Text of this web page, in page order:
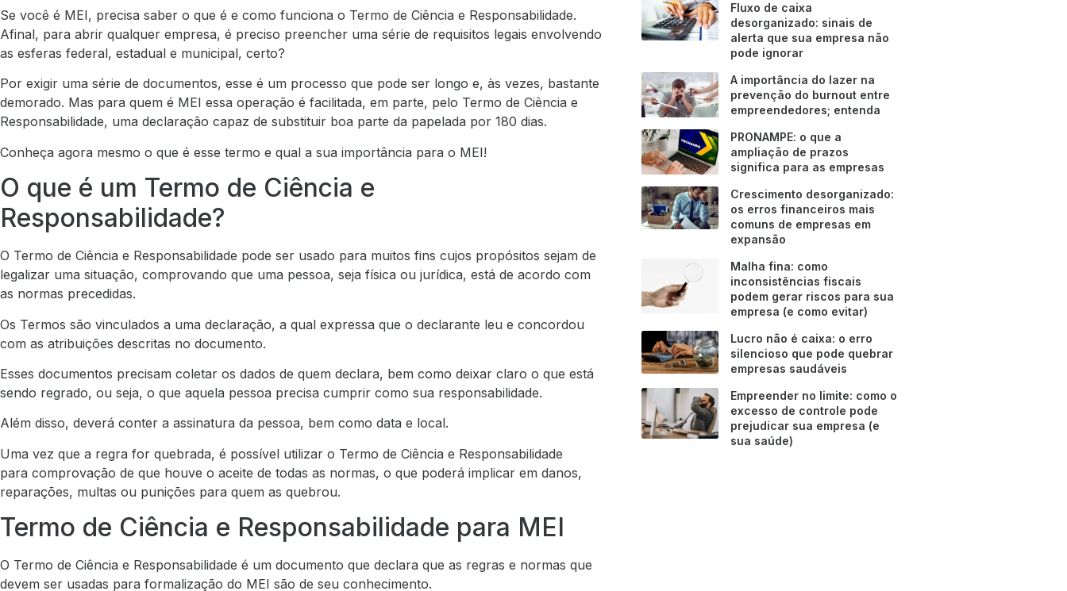
Se você é MEI, precisa saber o que é e como funciona o Termo de Ciência e Responsabilidade.
Afinal, para abrir qualquer empresa, é preciso preencher uma série de requisitos legais envolvendo
as esferas federal, estadual e municipal, certo?
Por exigir uma série de documentos, esse é um processo que pode ser longo e, às vezes, bastante
demorado. Mas para quem é MEI essa operação é facilitada, em parte, pelo Termo de Ciência e
Responsabilidade, uma declaração capaz de substituir boa parte da papelada por 180 dias.
Conheça agora mesmo o que é esse termo e qual a sua importância para o MEI!
O que é um Termo de Ciência e
Responsabilidade?
O Termo de Ciência e Responsabilidade pode ser usado para muitos fins cujos propósitos sejam de
legalizar uma situação, comprovando que uma pessoa, seja física ou jurídica, está de acordo com
as normas precedidas.
Os Termos são vinculados a uma declaração, a qual expressa que o declarante leu e concordou
com as atribuições descritas no documento.
Esses documentos precisam coletar os dados de quem declara, bem como deixar claro o que está
sendo regrado, ou seja, o que aquela pessoa precisa cumprir como sua responsabilidade.
Além disso, deverá conter a assinatura da pessoa, bem como data e local.
Uma vez que a regra for quebrada, é possível utilizar o Termo de Ciência e Responsabilidade
para comprovação de que houve o aceite de todas as normas, o que poderá implicar em danos,
reparações, multas ou punições para quem as quebrou.
Termo de Ciência e Responsabilidade para MEI
O Termo de Ciência e Responsabilidade é um documento que declara que as regras e normas que
devem ser usadas para formalização do MEI são de seu conhecimento.
Fluxo de caixa
desorganizado: sinais de
alerta que sua empresa não
pode ignorar
A importância do lazer na
prevenção do burnout entre
empreendedores; entenda
PRONAMPE: o que a
ampliação de prazos
significa para as empresas
Crescimento desorganizado:
os erros financeiros mais
comuns de empresas em
expansão
Malha fina: como
inconsistências fiscais
podem gerar riscos para sua
empresa (e como evitar)
Lucro não é caixa: o erro
silencioso que pode quebrar
empresas saudáveis
Empreender no limite: como o
excesso de controle pode
prejudicar sua empresa (e
sua saúde)